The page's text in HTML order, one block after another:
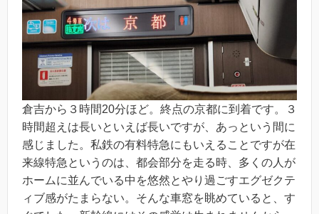
倉吉から３時間20分ほど。終点の京都に到着です。３
時間超えは長いといえば長いですが、あっという間に
感じました。私鉄の有料特急にもいえることですが在
来線特急というのは、都会部分を走る時、多くの人が
ホームに並んでいる中を悠然とやり過ごすエグゼクテ
ィブ感がたまらない。そんな車窓を眺めていると、す